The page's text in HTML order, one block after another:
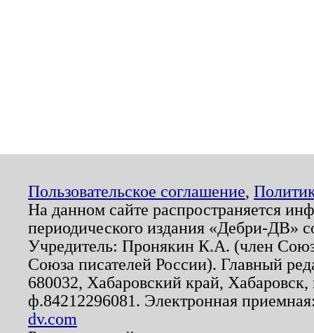
Пользовательское соглашение,
На данном сайте распространяется
периодического издания «Дебри-ДВ»
Учредитель: Пронякин К.А. (член
Союза писателей России). Главный
680032, Хабаровский край,
ф.84212296081. Электронная
dv.com